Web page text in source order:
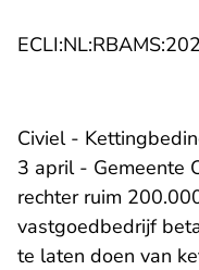
Civiel -
3 april - Gemeente
rechter ruim
vastgoedbedrijf
te laten doen van